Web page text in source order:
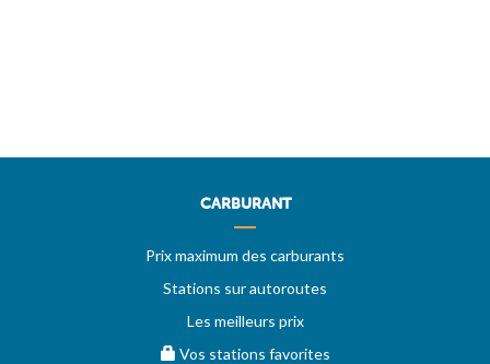
CARBURANT
Prix maximum des carburants
Stations sur autoroutes
Les meilleurs prix
Vos stations favorites